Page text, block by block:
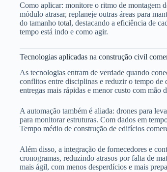
Como aplicar: monitore o ritmo de montagem
módulo atrasar, replaneje outras áreas para
do tamanho total, destacando a eficiência de
tempo está indo e como agir.
Tecnologias aplicadas na construção civil
As tecnologias entram de verdade quando
conflitos entre disciplinas e reduzir o tempo de
entregas mais rápidas e menor custo com mão
A automação também é aliada: drones para
para monitorar estruturas. Com dados em
Tempo médio de construção de edifícios
Além disso, a integração de fornecedores e
cronogramas, reduzindo atrasos por falta de
mais ágil, com menos desperdícios e mais